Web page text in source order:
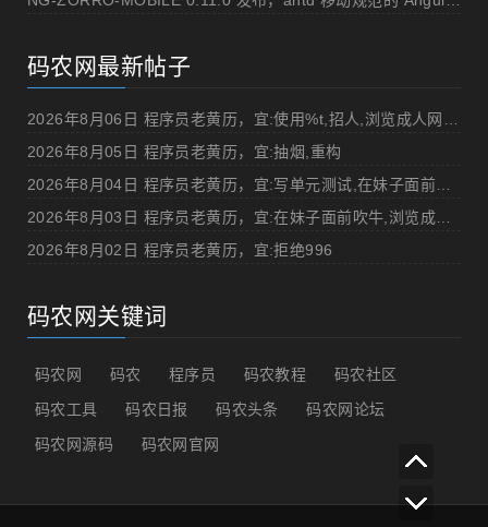
码农网最新帖子
2026年8月05日 程序员老黄历，宜:抽烟,重构
2026年8月02日 程序员老黄历，宜:拒绝996
码农网关键词
码农网 码农 程序员 码农教程
码农社区
码农工具
码农日报 码农头条
码农网论坛
码农网源码
码农网官网